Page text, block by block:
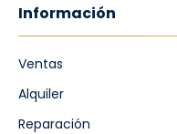
Información
Ventas
Alquiler
Reparación